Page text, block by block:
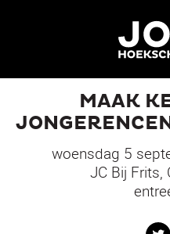
MAAK
woensdag 5
JC Bij Frits,